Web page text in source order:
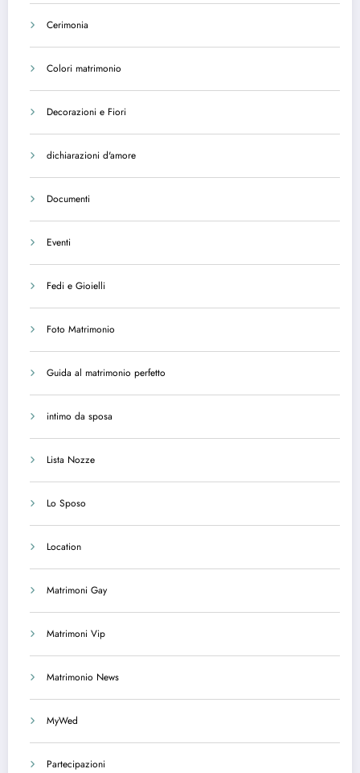
Cerimonia
Colori matrimonio
Decorazioni e Fiori
dichiarazioni d'amore
Documenti
Eventi
Fedi e Gioielli
Foto Matrimonio
Guida al matrimonio perfetto
intimo da sposa
Lista Nozze
Lo Sposo
Location
Matrimoni Gay
Matrimoni Vip
Matrimonio News
MyWed
Partecipazioni